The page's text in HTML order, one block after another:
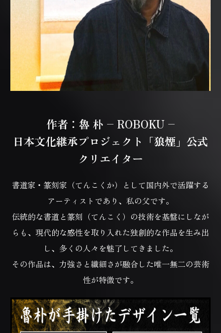
作者：魯 朴 – ROBOKU –
日本文化継承プロジェクト「狼煙」公式
クリエイター
書道家・篆刻家（てんこくか）として国内外で活躍する
アーティストであり、私の父です。
伝統的な書道と篆刻（てんこく）の技術を基盤にしなが
らも、 現代的な感性を取り入れた独創的な作品を生み出
し、多くの人々を魅了してきました。
その作品は、力強さと繊細さが融合した唯一無二の芸術
性が特徴です。